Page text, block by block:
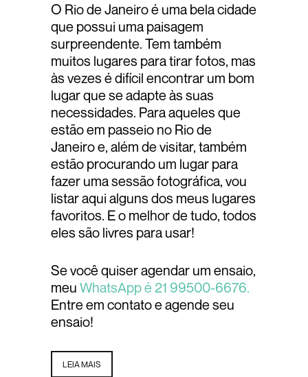
O Rio de Janeiro é uma bela cidade
que possui uma paisagem
surpreendente. Tem também
muitos lugares para tirar fotos, mas
às vezes é difícil encontrar um bom
lugar que se adapte às suas
necessidades. Para aqueles que
estão em passeio no Rio de
Janeiro e, além de visitar, também
estão procurando um lugar para
fazer uma sessão fotográfica, vou
listar aqui alguns dos meus lugares
favoritos. E o melhor de tudo, todos
eles são livres para usar!
Se você quiser agendar um ensaio,
meu WhatsApp é 21 99500-6676.
Entre em contato e agende seu
ensaio!
LEIA MAIS